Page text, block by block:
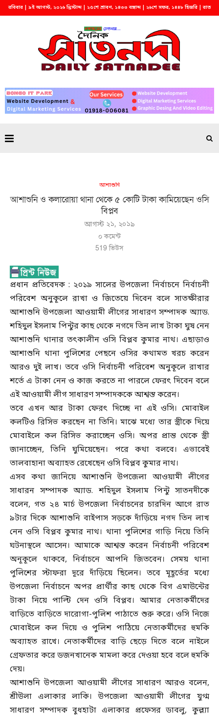
রবিবার | ৯ই আগস্ট, ২০২৬ খ্রিস্টাব্দ | ২৫শে শ্রাবণ, ১৪৩৩ বঙ্গাব্দ | ২৬শে সফর, ১৪৪৮ হিজরি | রাত
আশাশুনি
আশাশুনি ও কলারোয়া থানা থেকে ৫ কোটি টাকা কামিয়েছেন ওসি
বিপ্লব
আগস্ট ২১, ২০১৯
০ কমেন্ট
519 ভিউস
প্রধান প্রতিবেদক : ২০১৯ সালের উপজেলা নির্বাচনে নির্বাচনী
পরিবেশ অনুকূলে রাখা ও জিতেয়ে দিবেন বলে সাতক্ষীরার
আশাশুনি উপজেলা আওয়ামী লীগের সাধারণ সম্পাদক অ্যাড.
শহিদুল ইসলাম পিন্টুর কাছ থেকে নগদে তিন লাখ টাকা ঘুষ নেন
আশাশুনি থানার তৎকালীন ওসি বিপ্লব কুমার নাথ। এছাড়াও
আশাশুনি থানা পুলিশের পেছনে ওসির কথামত খরচ করেন
আরও দুই লাখ। তবে ওসি নির্বাচনী পরিবেশ অনুকূলে রাখার
শর্তে এ টাকা নেন ও কাজ করতে না পারলে ফেরৎ দিবেন বলে
এই আওয়ামী লীগ সাধারণ সম্পাদককে আশ্বস্ত করেন।
তবে এখন আর টাকা ফেরৎ দিচ্ছে না এই ওসি। মোবাইল
কলটিও রিসিভ করছেন না তিনি। মাঝে মধ্যে তার স্ত্রীকে দিয়ে
মোবাইলে কল রিসিভ করাচ্ছেন ওসি। অপর প্রান্ত থেকে স্ত্রী
জানাচ্ছেন, তিনি ঘুমিয়েছেন। পরে কথা বলবে। এভাবেই
তালবাহানা অব্যাহত রেখেছেন ওসি বিপ্লব কুমার নাথ।
এসব কথা জানিয়ে আশাশুনি উপজেলা আওয়ামী লীগের
সাধারন সম্পাদক অ্যাড. শহিদুল ইসলাম পিন্টু সাতনদীকে
বলেন, গত ২৪ মার্চ উপজেলা নির্বাচনের চারদিন আগে রাত
৯টার দিকে আশাশুনি বাইপাস সড়কে দাঁড়িয়ে নগদ তিন লাখ
নেন ওসি বিপ্লব কুমার নাথ। থানা পুলিশের গাড়ি নিয়ে তিনি
ঘটনাস্থলে আসেন। আমাকে আশ্বস্ত করেন নির্বাচনী পরিবেশ
অনূকূলে থাকবে, নির্বাচনে আপনি জিতবেন। সেময় থানা
পুলিশের স্টাফরা দূরে দাঁড়িয়ে ছিলেন। তবে মূহূর্তের মধ্যে
উপজেলা নির্বাচনে অপর প্রার্থীর কাছ থেকে বিগ এমাউন্টের
টাকা নিয়ে পাল্টি দেন ওসি বিপ্লব। আমার নেতাকর্মীদের
বাড়িতে বাড়িতে দারোগা-পুলিশ পাঠাতে শুরু করে। ওসি নিজে
মোবাইলে কল দিয়ে ও পুলিশ পাঠিয়ে নেতাকর্মীদের হুমকি
অব্যাহত রাখে। নেতাকর্মীদের বাড়ি ছেড়ে দিতে বলে নাইলে
গ্রেফতার করে ডজনখানেক মামলা করে দেওয়া হবে বলে হুমকি
দেয়।
আশাশুনি উপজেলা আওয়ামী লীগের সাধারণ আরও বলেন,
শ্রীউলা এলাকার লাকি। উপজেলা আওয়ামী লীগের যুগ্ম
সাধারণ সম্পাদক বুধহাটা এলাকার প্রফেসর ডাবলু, কুল্ল্যা